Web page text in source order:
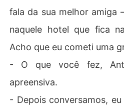
fala da sua melhor amiga
naquele hotel que fica
Acho que eu cometi uma
- O que você fez,
apreensiva.
- Depois conversamos,